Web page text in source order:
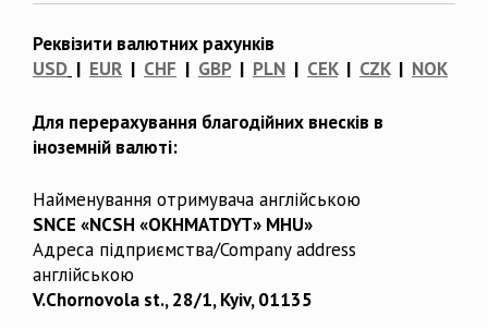
Реквізити валютних рахунків
USD | EUR | CHF | GBP| PLN | CEK| CZK| NOK
Для перерахування благодійних внесків в
іноземній валюті:
Найменування отримувача англійською
SNCE «NCSH «OKHMATDYT» MHU»
Адреса підприємства/Company address
англійською
V.Chornovola st., 28/1, Kyiv, 01135